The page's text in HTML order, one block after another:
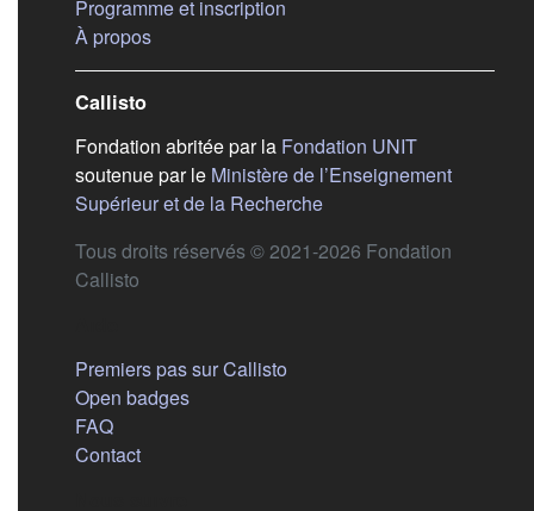
Programme et inscription
À propos(s'ouvre dans un nouvel onglet)
Callisto
Fondation abritée par la Fondation UNIT(s'ouvre
soutenue par le Ministère de l’Enseignement
Supérieur et de la Recherche(s'ouvre dans un nouvel
Tous droits réservés © 2021-2026 Fondation
Callisto
Premiers pas sur Callisto
Open badges
FAQ
Contact